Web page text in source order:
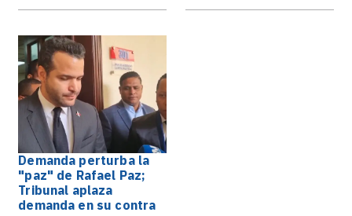
Demanda perturba la
"paz" de Rafael Paz;
Tribunal aplaza
demanda en su contra